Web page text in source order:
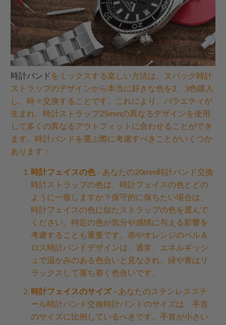
時計バンド をミックスする楽しい方法は、ヌバック時計
ストラップのデザインから本当に好きな色を2、3色購入
し、時々交換することです。これにより、バラエティが
生まれ、時計ストラップ25mmの異なるデザインを使用
して多くの異なるアウトフィットに合わせることができ
ます。時計バンドを選ぶ際に考慮すべきことがいくつか
あります：
時計フェイスの色– あなたの20mm時計バンド交換
時計ストラップの色は、時計フェイスの色とどの
ように一致しますか？保守的に保ちたい場合は、
時計フェイスの色に似たストラップの色を選んで
ください。特定の色が気分や感情に与える影響を
考慮することも重要です。赤やオレンジのベル＆
ロス時計バンドデザインは、通常、エネルギッシ
ュで温かみのある色合いと見なされ、緑や青はリ
ラックスして落ち着く色合いです。
時計フェイスのサイズ– あなたのステンレススチ
ール時計バンド交換時計バンドのサイズは、手首
のサイズに比例しているべきです。手首が小さい